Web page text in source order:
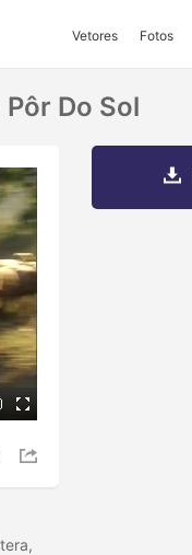
Vetores Fotos
Do Sol